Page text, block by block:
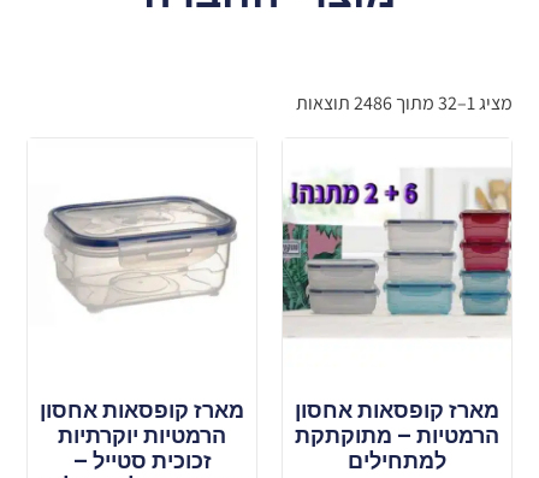
מציג 1–32 מתוך 2486 תוצאות
מארז קופסאות אחסון
הרמטיות – מתוקתקת
למתחילים
מארז קופסאות אחסון
הרמטיות יוקרתיות
זכוכית סטייל –